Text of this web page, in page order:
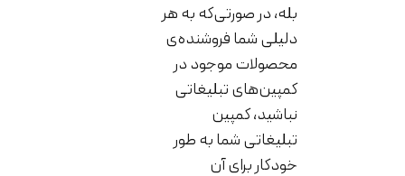
بله، در صورتی‌که به هر
دلیلی شما فروشنده‌ی
محصولات موجود در
کمپین‌های تبلیغاتی
نباشید، کمپین
تبلیغاتی شما به طور
خودکار برای آن